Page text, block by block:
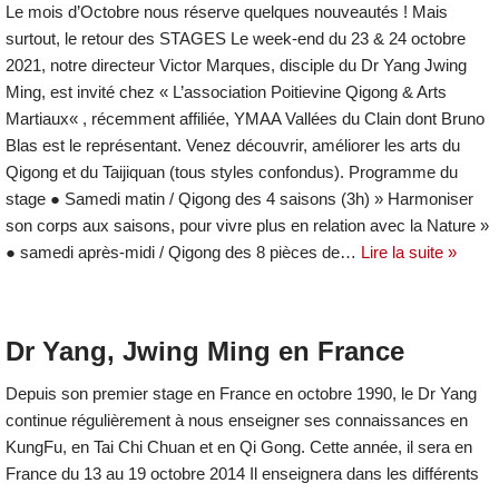
Le mois d’Octobre nous réserve quelques nouveautés ! Mais
surtout, le retour des STAGES Le week-end du 23 & 24 octobre
2021, notre directeur Victor Marques, disciple du Dr Yang Jwing
Ming, est invité chez « L’association Poitievine Qigong & Arts
Martiaux« , récemment affiliée, YMAA Vallées du Clain dont Bruno
Blas est le représentant. Venez découvrir, améliorer les arts du
Qigong et du Taijiquan (tous styles confondus). Programme du
stage ● Samedi matin / Qigong des 4 saisons (3h) » Harmoniser
son corps aux saisons, pour vivre plus en relation avec la Nature »
● samedi après-midi / Qigong des 8 pièces de… Lire la suite »
Dr Yang, Jwing Ming en France
Depuis son premier stage en France en octobre 1990, le Dr Yang
continue régulièrement à nous enseigner ses connaissances en
KungFu, en Tai Chi Chuan et en Qi Gong. Cette année, il sera en
France du 13 au 19 octobre 2014 Il enseignera dans les différents